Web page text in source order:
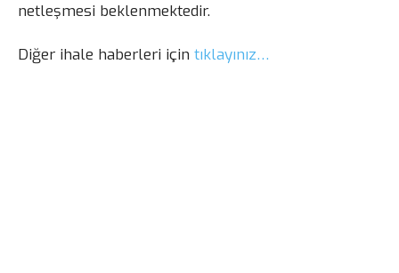
netleşmesi beklenmektedir.
Diğer ihale haberleri için tıklayınız…